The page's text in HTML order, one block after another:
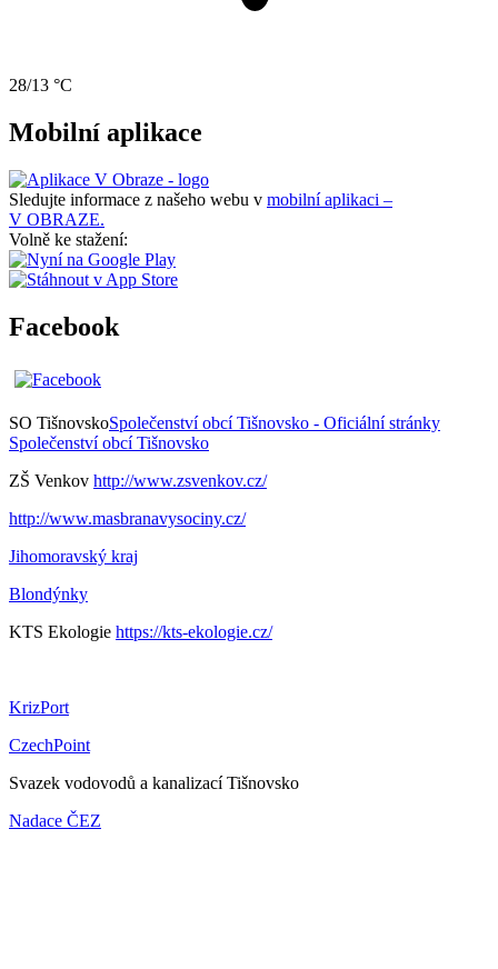
28/13 °C
Mobilní aplikace
Sledujte informace z našeho webu v mobilní aplikaci –
V OBRAZE.
Volně ke stažení:
Facebook
SO TišnovskoSpolečenství obcí Tišnovsko - Oficiální stránky
Společenství obcí Tišnovsko
ZŠ Venkov http://www.zsvenkov.cz/
http://www.masbranavysociny.cz/
Jihomoravský kraj
Blondýnky
KTS Ekologie https://kts-ekologie.cz/
KrizPort
CzechPoint
Svazek vodovodů a kanalizací Tišnovsko
Nadace ČEZ